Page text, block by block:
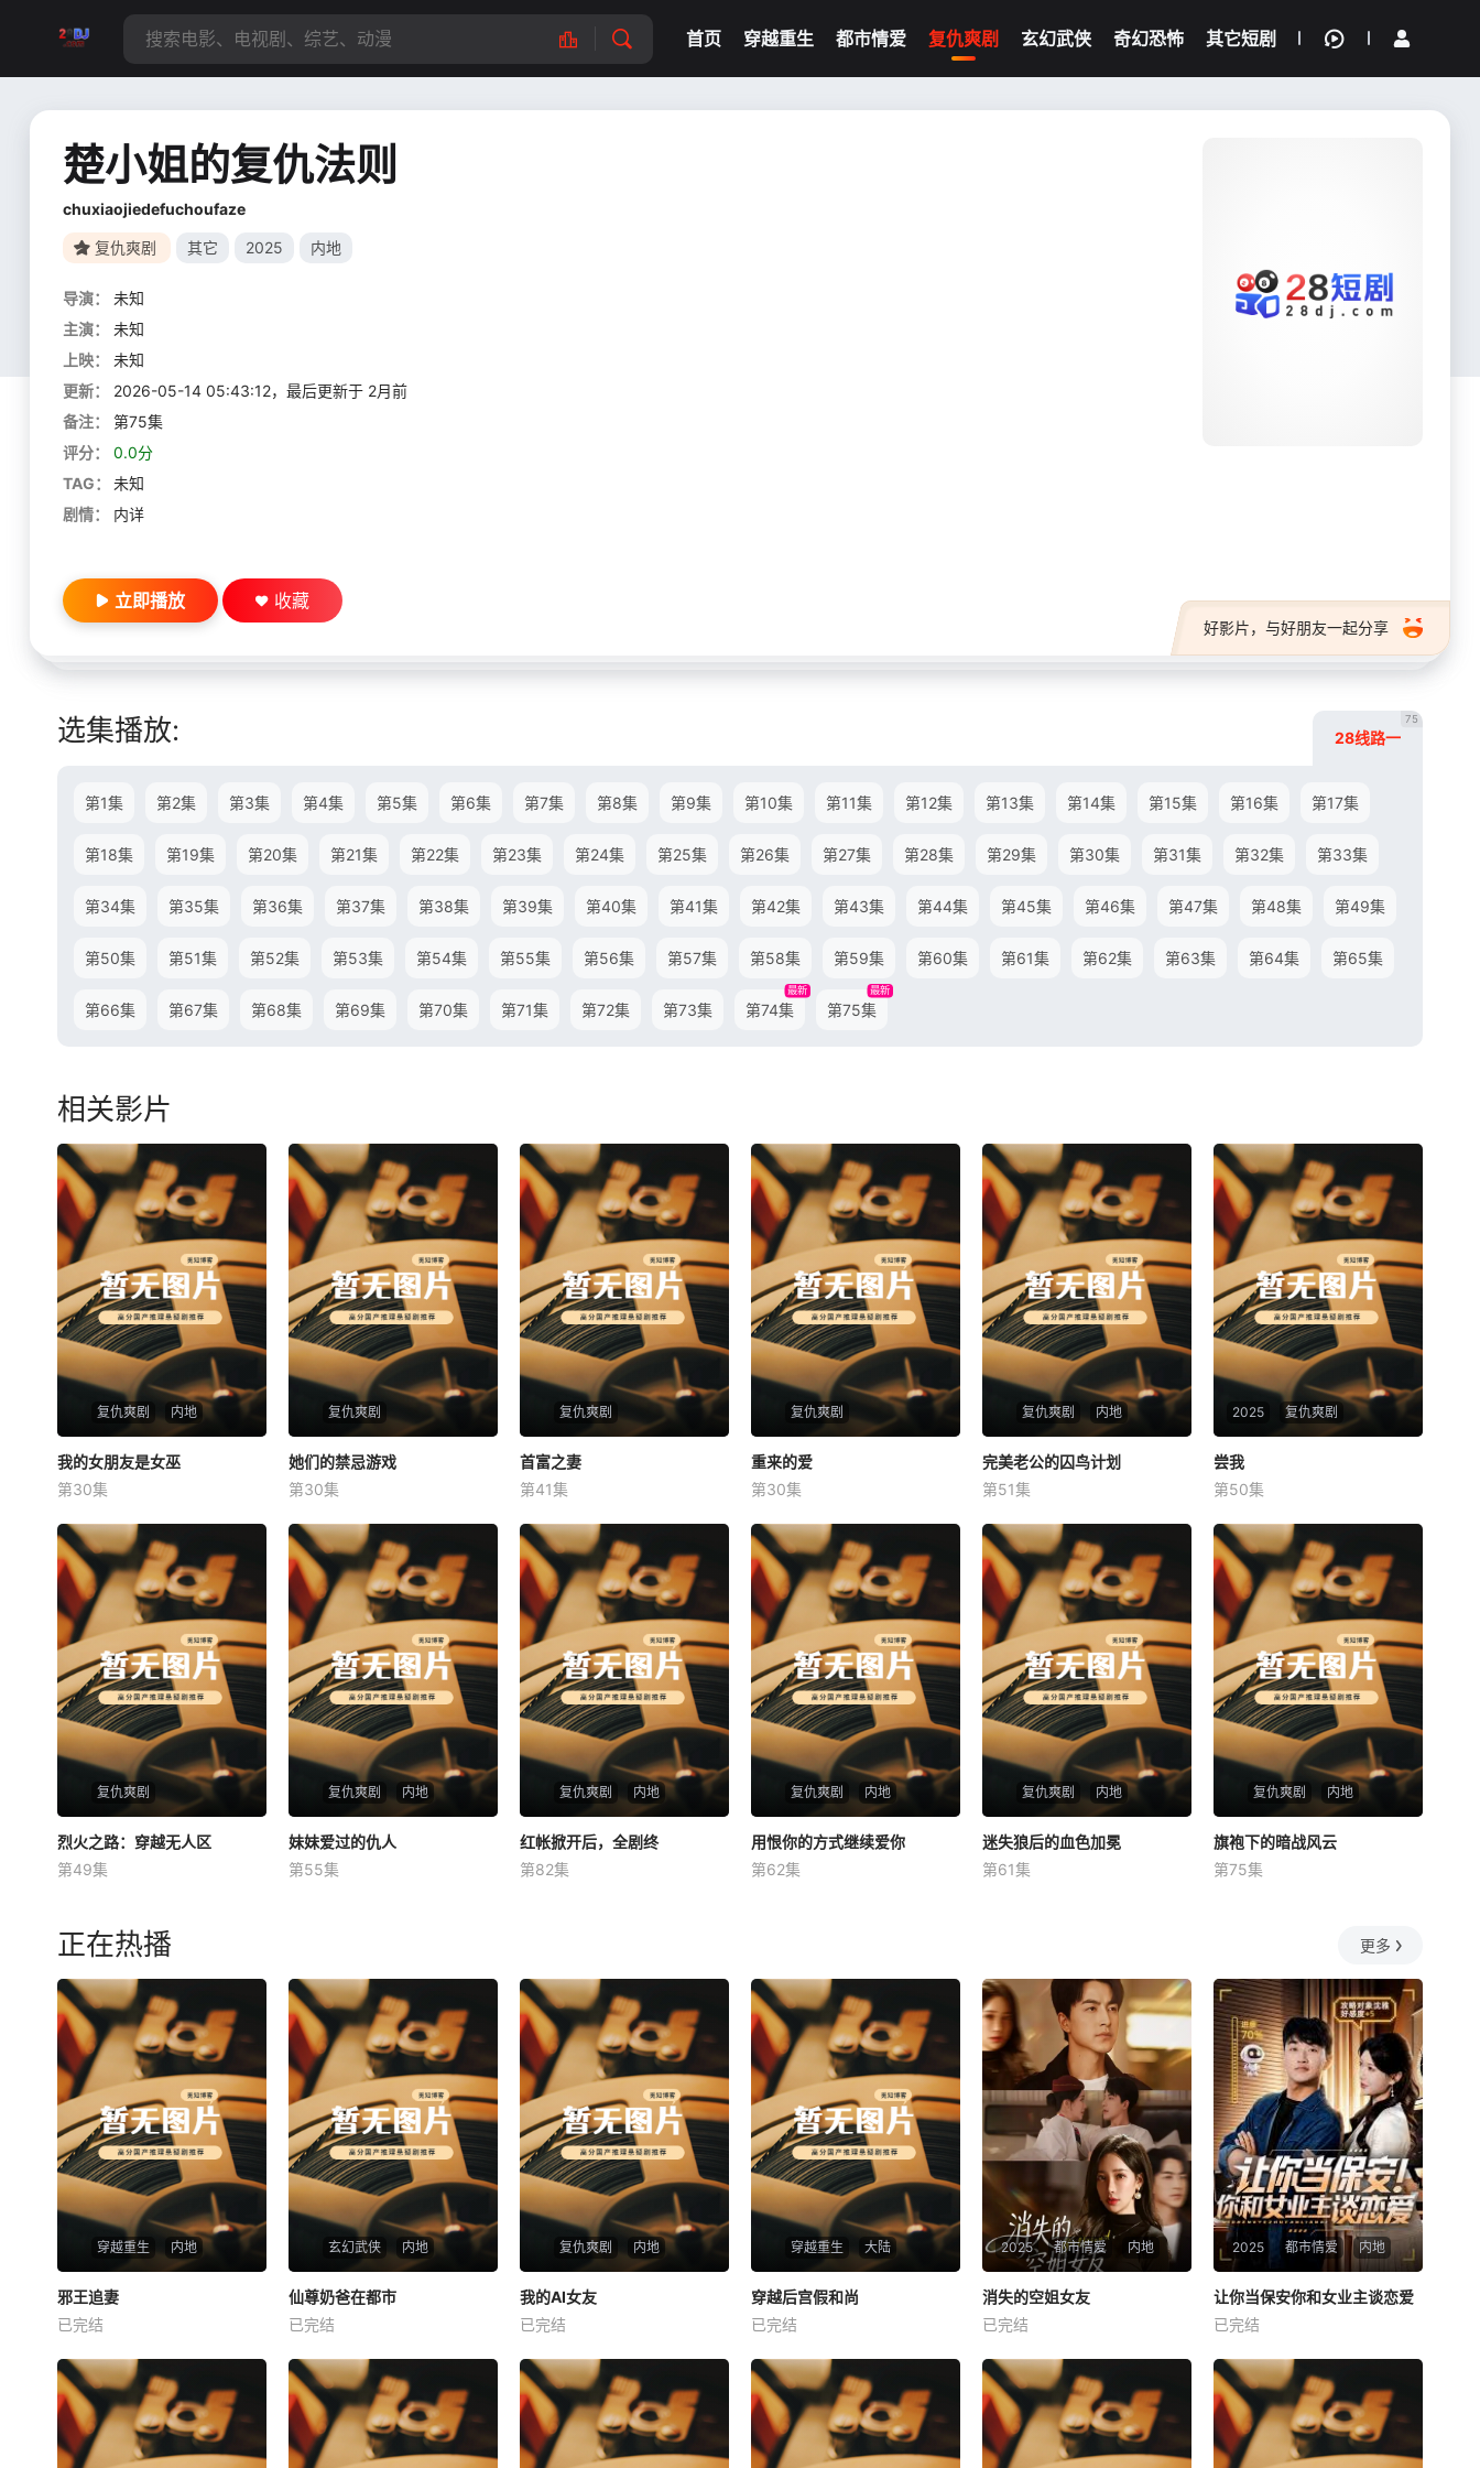
首页 穿越重生 都市情爱 复仇爽剧 玄幻武侠 奇幻恐怖 其它短剧
我的观影记录
楚小姐的复仇法则
chuxiaojiedefuchoufaze
复仇爽剧 其它 2025 内地
导演：
未知
主演：
未知
上映：
未知
更新：
2026-05-14 05:43:12，最后更新于 2月前
备注：
第75集
评分：
0.0分
TAG：
未知
剧情：
内详
好影片，与好朋友一起分享
立即播放 收藏
选集播放: 28线路一
75
第1集 第2集 第3集 第4集 第5集 第6集 第7集 第8集 第9集 第10集 第11集 第12集 第13集 第14集 第15集 第16集 第17集
第18集 第19集 第20集 第21集 第22集 第23集 第24集 第25集 第26集 第27集 第28集 第29集 第30集 第31集 第32集 第33集
第34集 第35集 第36集 第37集 第38集 第39集 第40集 第41集 第42集 第43集 第44集 第45集 第46集 第47集 第48集 第49集
第50集 第51集 第52集 第53集 第54集 第55集 第56集 第57集 第58集 第59集 第60集 第61集 第62集 第63集 第64集 第65集
第66集 第67集 第68集 第69集 第70集 第71集 第72集 第73集 第74集
最新
第75集
最新
相关影片
复仇爽剧 内地
我的女朋友是女巫
未知
我的女朋友是女巫
第30集
复仇爽剧
她们的禁忌游戏
未知
她们的禁忌游戏
第30集
复仇爽剧
首富之妻
未知
首富之妻
第41集
复仇爽剧
重来的爱
未知
重来的爱
第30集
复仇爽剧 内地
完美老公的囚鸟计划
未知
完美老公的囚鸟计划
第51集
2025 复仇爽剧
尝我
未知
尝我
第50集
复仇爽剧
烈火之路：穿越无人区
未知
烈火之路：穿越无人区
第49集
复仇爽剧 内地
妹妹爱过的仇人
未知
妹妹爱过的仇人
第55集
复仇爽剧 内地
红帐掀开后，全剧终
未知
红帐掀开后，全剧终
第82集
复仇爽剧 内地
用恨你的方式继续爱你
未知
用恨你的方式继续爱你
第62集
复仇爽剧 内地
迷失狼后的血色加冕
未知
迷失狼后的血色加冕
第61集
复仇爽剧 内地
旗袍下的暗战风云
未知
旗袍下的暗战风云
第75集
正在热播 更多
穿越重生 内地
邪王追妻
未知
邪王追妻
已完结
玄幻武侠 内地
仙尊奶爸在都市
未知
仙尊奶爸在都市
已完结
复仇爽剧 内地
我的AI女友
未知
我的AI女友
已完结
穿越重生 大陆
穿越后宫假和尚
未知
穿越后宫假和尚
已完结
2025 都市情爱 内地
消失的空姐女友
未知
消失的空姐女友
已完结
2025 都市情爱 内地
未知
让你当保安你和女业主谈恋爱
已完结